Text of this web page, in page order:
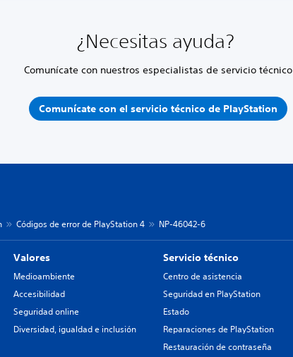
¿Necesitas ayuda?
Comunícate con nuestros especialistas de servicio técnico
Comunícate con el servicio técnico de PlayStation
Códigos de error de PlayStation 4 NP-46042-6
Valores
Medioambiente
Accesibilidad
Seguridad online
Diversidad, igualdad e inclusión
Servicio técnico
Centro de asistencia
Seguridad en PlayStation
Estado
Reparaciones de PlayStation
Restauración de contraseña